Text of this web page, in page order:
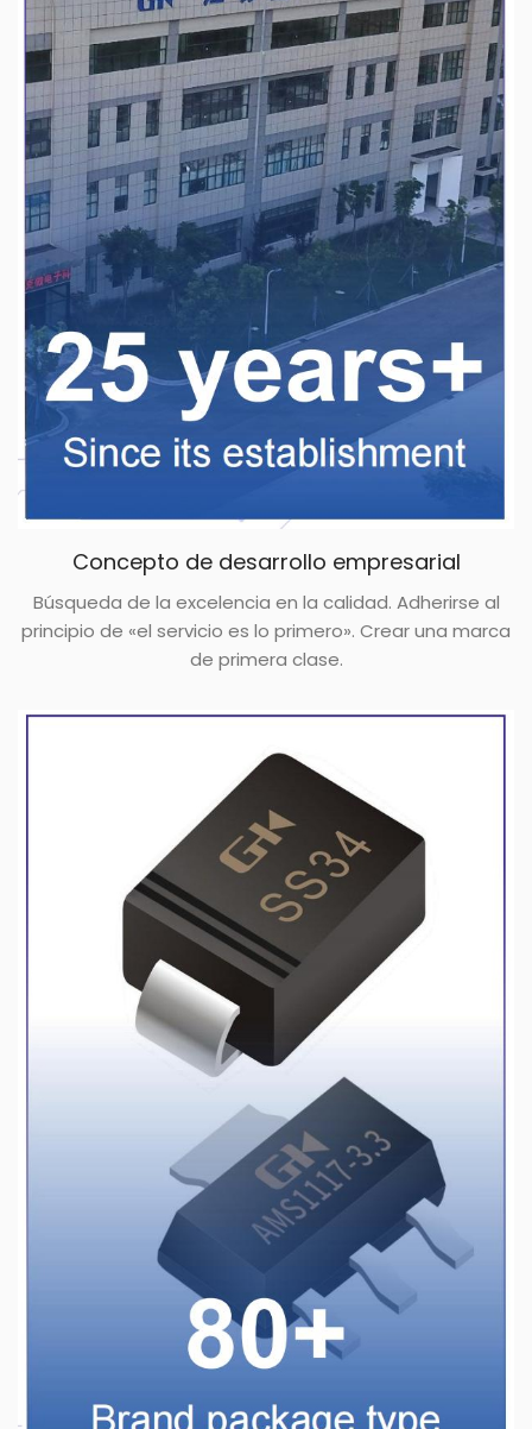
Concepto de desarrollo empresarial
Búsqueda de la excelencia en la calidad. Adherirse al
principio de «el servicio es lo primero». Crear una marca
de primera clase.